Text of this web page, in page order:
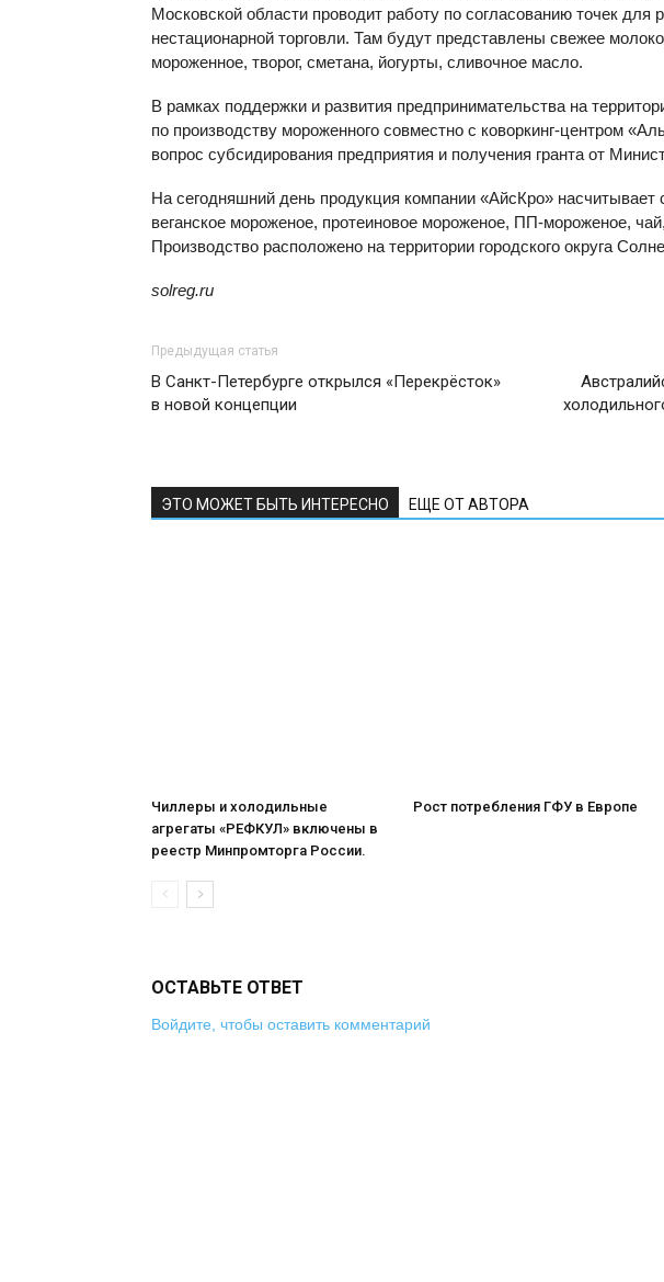
Московской области проводит работу по согласованию точек для
нестационарной торговли. Там будут представлены свежее
мороженное, творог, сметана, йогурты, сливочное масло.
В рамках поддержки и развития предпринимательства на
по производству мороженного совместно с коворкинг-центром
вопрос субсидирования предприятия и получения гранта от
На сегодняшний день продукция компании «АйсКро»
веганское мороженое, протеиновое мороженое, ПП-мороженое,
Производство расположено на территории городского округа
solreg.ru
Предыдущая статья
В Санкт-Петербурге открылся «Перекрёсток»
в новой концепции
ЭТО МОЖЕТ БЫТЬ ИНТЕРЕСНО ЕЩЕ ОТ АВТОРА
Чиллеры и холодильные
агрегаты «РЕФКУЛ» включены в
реестр Минпромторга России.
Рост потребления ГФУ в Европе
ОСТАВЬТЕ ОТВЕТ
Войдите, чтобы оставить комментарий